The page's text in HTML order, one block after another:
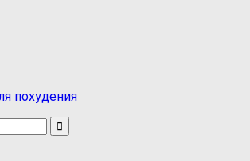
похудения